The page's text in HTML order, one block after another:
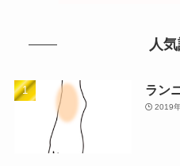
人
ラン
2019